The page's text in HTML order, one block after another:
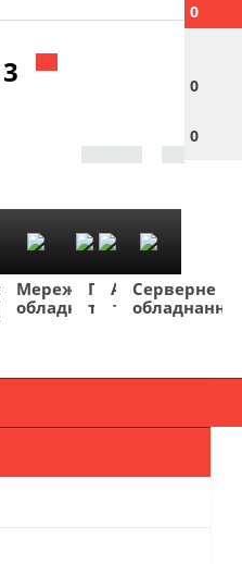
0
0
0
Мережеве
обладнання
Побутова
техніка
TV
та
Фото
та
Авто
та
Серверне
обладнання